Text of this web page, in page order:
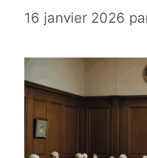
16 janvier 2026